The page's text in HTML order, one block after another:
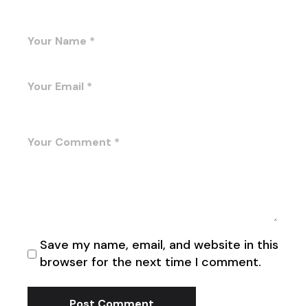
Save my name, email, and website in this
browser for the next time I comment.